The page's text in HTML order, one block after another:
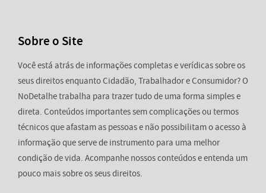
Sobre o Site
Você está atrás de informações completas e verídicas sobre os
seus direitos enquanto Cidadão, Trabalhador e Consumidor? O
NoDetalhe trabalha para trazer tudo de uma forma simples e
direta. Conteúdos importantes sem complicações ou termos
técnicos que afastam as pessoas e não possibilitam o acesso à
informação que serve de instrumento para uma melhor
condição de vida. Acompanhe nossos conteúdos e entenda um
pouco mais sobre os seus direitos.